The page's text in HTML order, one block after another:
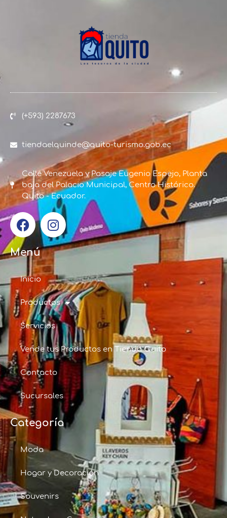
(+593) 2287673
tiendaelquinde@quito-turismo.gob.ec
Calle Venezuela y Pasaje Eugenio Espejo, Planta
baja del Palacio Municipal, Centro Histórico.
Quito - Ecuador.
Menú
Inicio
Productos
Servicios
Vende tus Productos en Tienda Quito
Contacto
Sucursales
Categoría
Moda
Hogar y Decoración
Souvenirs